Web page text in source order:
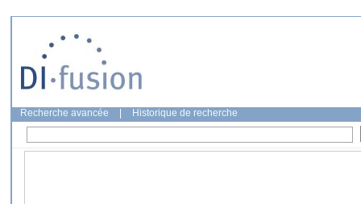
Recherche avancée Historique de recherche